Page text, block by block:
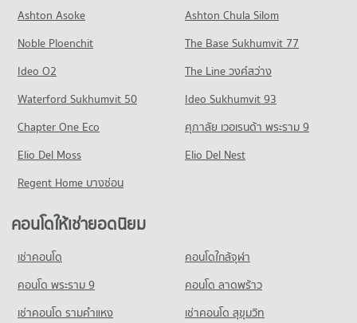
ขายคอนโด เดอะ พาซิโอ พาร์ค กาญจนาภิเษก
226 โครงการ
คอนโดให้เช่า เดอะ มอลล์ บางแค
มีคอนโดขาย 246 ประกาศ
คอนโด เทสโก้โลตัส บางแค
คอนโดให้เช่า เทสโก้โลตัส บางแค
มีคอนโดให้เช่า 147 ประกาศ
มีคอนโดขาย 413 ประกาศ
Ashton Asoke
Ashton Chula Silom
Noble Ploenchit
The Base Sukhumvit 77
Ideo O2
The Line วงศ์สว่าง
Waterford Sukhumvit 50
Ideo Sukhumvit 93
Chapter One Eco
ศุภาลัย เวอเรนด้า พระราม 9
Elio Del Moss
Elio Del Nest
Regent Home บางซ่อน
คอนโดให้เช่ายอดนิยม
เช่าคอนโด
คอนโดใกล้จุฬา
คอนโด พระราม 9
คอนโด ลาดพร้าว
เช่าคอนโด รามคําแหง
เช่าคอนโด สุขุมวิท